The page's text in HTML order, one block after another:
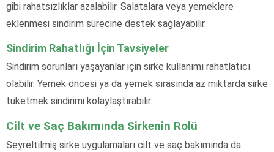
gibi rahatsızlıklar azalabilir. Salatalara veya yemeklere
eklenmesi sindirim sürecine destek sağlayabilir.
Sindirim Rahatlığı İçin Tavsiyeler
Sindirim sorunları yaşayanlar için sirke kullanımı rahatlatıcı
olabilir. Yemek öncesi ya da yemek sırasında az miktarda sirke
tüketmek sindirimi kolaylaştırabilir.
Cilt ve Saç Bakımında Sirkenin Rolü
Seyreltilmiş sirke uygulamaları cilt ve saç bakımında da